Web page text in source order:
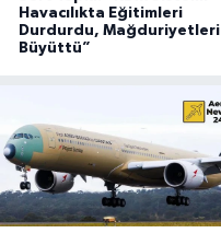
Havacılıkta Eğitimleri
Durdurdu, Mağduriyetleri
Büyüttü”